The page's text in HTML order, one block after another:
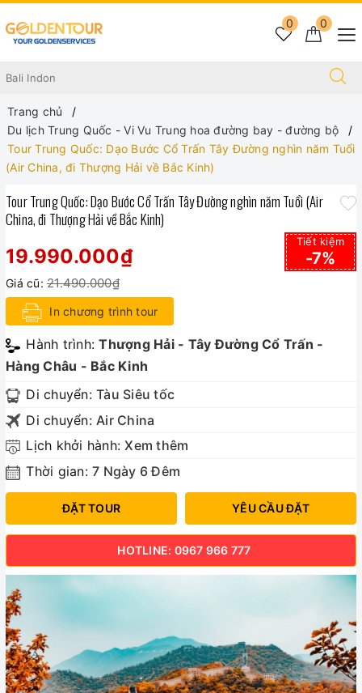
0
0
Trang chủ
Du lịch Trung Quốc - Vi Vu Trung hoa đường bay - đường bộ
Tour Trung Quốc: Dạo Bước Cổ Trấn Tây Đường nghìn năm Tuổi
(Air China, đi Thượng Hải về Bắc Kinh)
Tour Trung Quốc: Dạo Bước Cổ Trấn Tây Đường nghìn năm Tuổi (Air
China, đi Thượng Hải về Bắc Kinh)
19.990.000₫
Giá cũ: 21.490.000₫
Tiết kiệm
-7%
In chương trình tour
Hành trình: Thượng Hải - Tây Đường Cổ Trấn -
Hàng Châu - Bắc Kinh
Di chuyển: Tàu Siêu tốc
Di chuyển: Air China
Lịch khởi hành:Xem thêm
Thời gian: 7 Ngày 6 Đêm
ĐẶT TOUR YÊU CẦU ĐẶT
HOTLINE: 0967 966 777